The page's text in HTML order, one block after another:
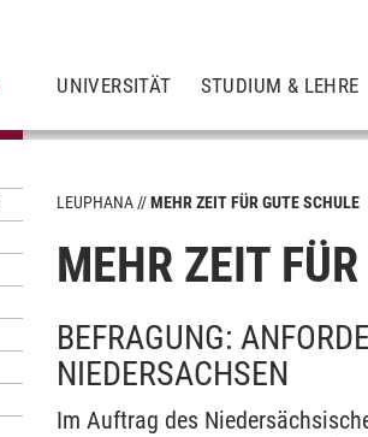
UNIVERSITÄT STUDIUM & LEHRE
LEUPHANA MEHR ZEIT FÜR GUTE SCHULE
MEHR ZEIT
BEFRAGUNG:
NIEDERSACHSEN
Im Auftrag des